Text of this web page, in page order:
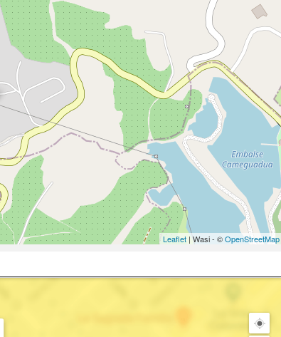
Leaflet| Wasi - ©OpenStreetMap